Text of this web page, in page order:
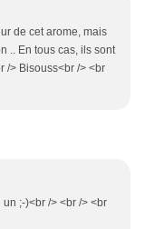
de cet arome, mais
.. En tous cas, ils sont
/> Bisouss<br /> <br
;-)<br /> <br /> <br